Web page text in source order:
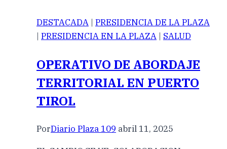
DESTACADA | PRESIDENCIA DE LA PLAZA
| PRESIDENCIA EN LA PLAZA | SALUD
OPERATIVO DE ABORDAJE
TERRITORIAL EN PUERTO
TIROL
PorDiario Plaza 109 abril 11, 2025